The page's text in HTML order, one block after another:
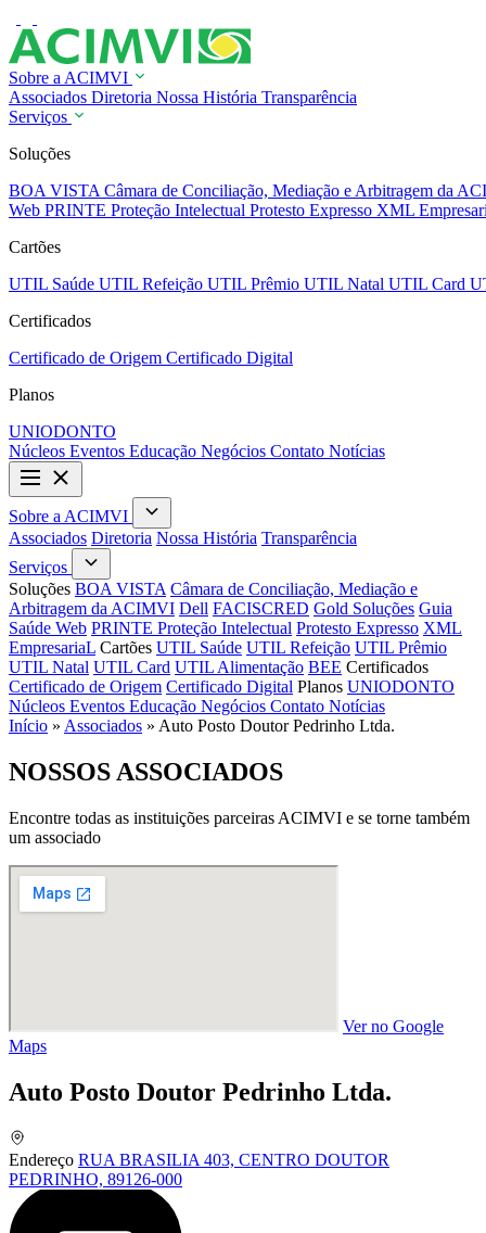
Sobre a ACIMVI
Associados Diretoria Nossa História Transparência
Serviços
Soluções
BOA VISTA Câmara de Conciliação, Mediação e Arbitragem da
Web PRINTE Proteção Intelectual Protesto Expresso XML
Cartões
UTIL Saúde UTIL Refeição UTIL Prêmio UTIL Natal UTIL Card
Certificados
Certificado de Origem Certificado Digital
Planos
UNIODONTO
Núcleos Eventos Educação Negócios Contato Notícias
Sobre a ACIMVI
Associados Diretoria Nossa História Transparência
Serviços
Soluções BOA VISTA Câmara de Conciliação, Mediação e
Arbitragem da ACIMVI Dell FACISCRED Gold Soluções Guia
Saúde Web PRINTE Proteção Intelectual Protesto Expresso XML
EmpresariaL Cartões UTIL Saúde UTIL Refeição UTIL Prêmio
UTIL Natal UTIL Card UTIL Alimentação BEE Certificados
Certificado de Origem Certificado Digital Planos UNIODONTO
Núcleos Eventos Educação Negócios Contato Notícias
Início » Associados » Auto Posto Doutor Pedrinho Ltda.
NOSSOS ASSOCIADOS
Encontre todas as instituições parceiras ACIMVI e se torne também
um associado
Ver no Google
Maps
Auto Posto Doutor Pedrinho Ltda.
Endereço RUA BRASILIA 403, CENTRO DOUTOR
PEDRINHO, 89126-000